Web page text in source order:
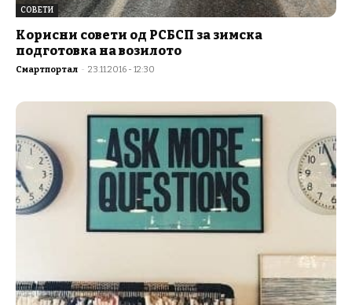
СОВЕТИ
Корисни совети од РСБСП за зимска
подготовка на возилото
Смартпортал - 23.11.2016 - 12:30